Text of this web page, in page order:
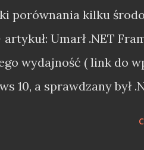
porównania kilku
Umarł .NET
wydajność ( link do
10, a sprawdzany był